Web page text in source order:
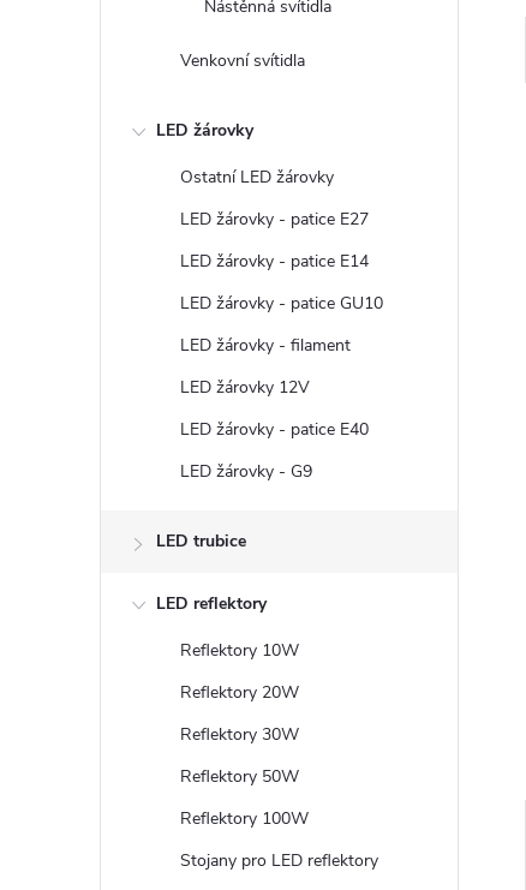
Nástěnná svítidla
Venkovní svítidla
LED žárovky
Ostatní LED žárovky
LED žárovky - patice E27
LED žárovky - patice E14
LED žárovky - patice GU10
LED žárovky - filament
LED žárovky 12V
LED žárovky - patice E40
LED žárovky - G9
LED trubice
LED reflektory
Reflektory 10W
Reflektory 20W
Reflektory 30W
Reflektory 50W
Reflektory 100W
Stojany pro LED reflektory